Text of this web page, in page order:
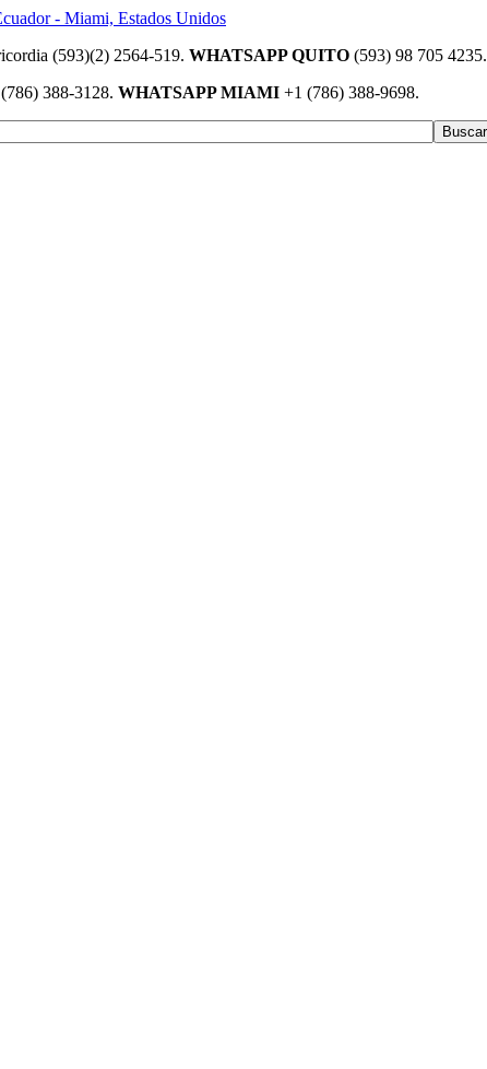
(593)(2) 2564-519. WHATSAPP QUITO (593) 98 705 4235.
(786) 388-3128. WHATSAPP MIAMI +1 (786) 388-9698.